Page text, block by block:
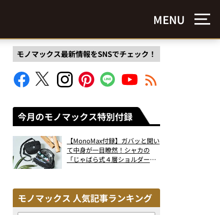
MENU
モノマックス最新情報をSNSでチェック！
今月のモノマックス特別付録
【MonoMax付録】ガバッと開い
て中身が一目瞭然！シャカの
「じゃばら式４層ショルダーバ
モノマックス 人気記事ランキング